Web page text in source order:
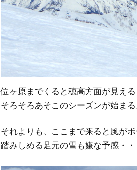
位ヶ原までくると穂高方面が見える
そろそろあそこのシーズンが始ま
それよりも、ここまで来ると風が
踏みしめる足元の雪も嫌な予感・